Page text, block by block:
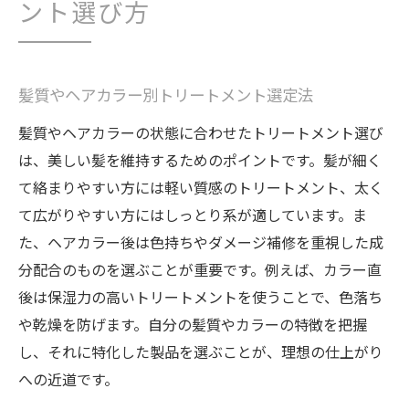
トリートメント選びで理想の髪質を目指す
コツ
ヘアカラー直後の髪に最適なトリートメン
ト法
髪色を長持ちさせるヘアケアのポイント
カラー後に効果的な市販トリートメント活
用術
髪のダメージを抑える色持ちトリートメン
ト選び
洗い流すタイプのヘアカラーケア方法
美容師が教える髪色キープのトリートメン
ト活用
ント選び方
髪質やヘアカラー別トリートメント選定法
髪質やヘアカラーの状態に合わせたトリートメント選び
は、美しい髪を維持するためのポイントです。髪が細く
て絡まりやすい方には軽い質感のトリートメント、太く
て広がりやすい方にはしっとり系が適しています。ま
た、ヘアカラー後は色持ちやダメージ補修を重視した成
分配合のものを選ぶことが重要です。例えば、カラー直
後は保湿力の高いトリートメントを使うことで、色落ち
や乾燥を防げます。自分の髪質やカラーの特徴を把握
し、それに特化した製品を選ぶことが、理想の仕上がり
への近道です。